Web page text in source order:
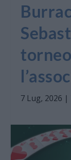
7 Lug, 2026 |